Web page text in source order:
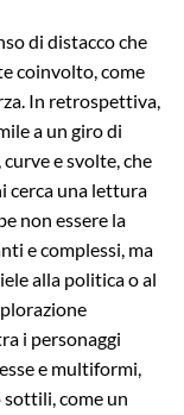
di distacco che
coinvolto, come
In retrospettiva,
a un giro di
e svolte, che
cerca una lettura
non essere la
e complessi, ma
alla politica o al
i personaggi
e multiformi,
come un